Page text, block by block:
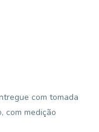
com tomada
com medição